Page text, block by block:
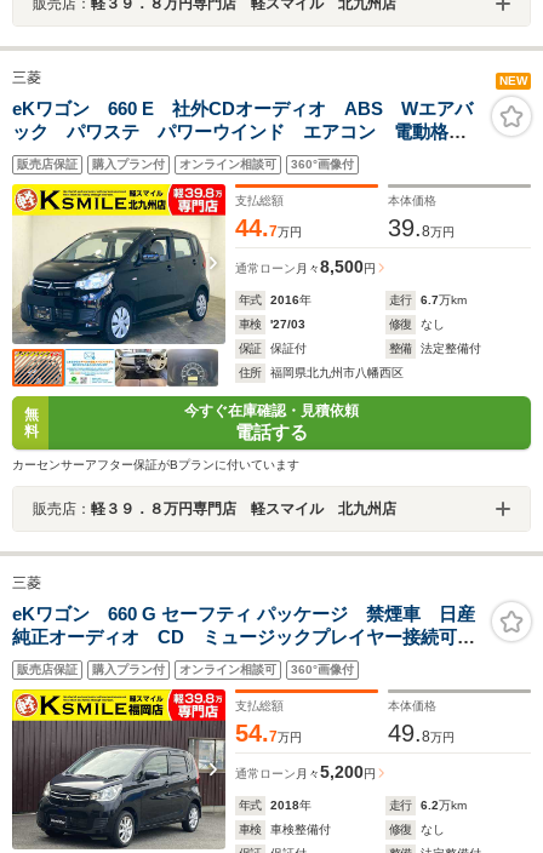
三菱 NEW
eKワゴン 660 E 社外CDオーディオ ABS Wエアバ
ック パワステ パワーウインド エアコン 電動格納
ミラー 運転席シートヒーター ベンチシート キーレ
スエントリー
販売店保証 購入プラン付 オンライン相談可 360°画像付
支払総額
44.7万円
本体価格
39.8万円
通常ローン 月々8,500円
年式 2016年 走行 6.7万km
車検
'27/03 修復
なし
保証
保証付 整備
法定整備付
住所
福岡県北九州市八幡西区
無
料
今すぐ在庫確認・見積依頼
電話する
カーセンサーアフター保証がBプランに付いています
販売店： 軽３９．８万円専門店 軽スマイル 北九州店
三菱
eKワゴン 660 G セーフティ パッケージ 禁煙車 日産
純正オーディオ CD ミュージックプレイヤー接続可
バックカメラ 全周囲カメラ アイドリングストップ
シートヒーター 安全装置 衝突軽減ブレーキ 横滑り
防止装置 アクセル踏み間違い防止装置
販売店保証 購入プラン付 オンライン相談可 360°画像付
支払総額
54.7万円
本体価格
49.8万円
通常ローン 月々5,200円
年式 2018年 走行 6.2万km
車検
車検整備付 修復
なし